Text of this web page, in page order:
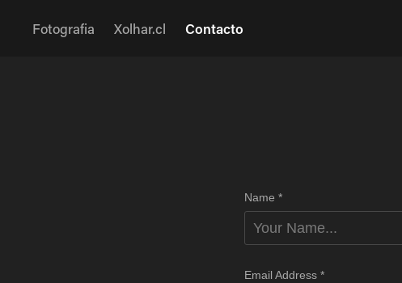
Fotografia Xolhar.cl Contacto
Name *
Email Address *